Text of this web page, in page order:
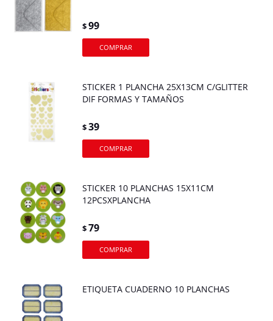
$99
STICKER 1 PLANCHA 25X13CM C/GLITTER
DIF FORMAS Y TAMAÑOS
$39
STICKER 10 PLANCHAS 15X11CM
12PCSXPLANCHA
$79
ETIQUETA CUADERNO 10 PLANCHAS